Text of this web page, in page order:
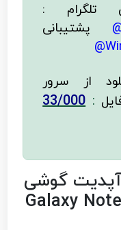
تلگرام :
پشتیبانی
از سرور
:
33/000
آپدیت گوشی